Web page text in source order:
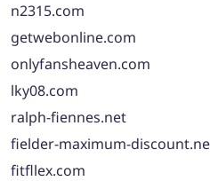
n2315.com
getwebonline.com
onlyfansheaven.com
lky08.com
ralph-fiennes.net
fielder-maximum-
fitfllex.com